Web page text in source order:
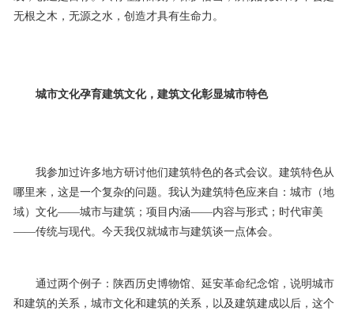
无根之木，无源之水，创造才具有生命力。
城市文化孕育建筑文化，建筑文化彰显城市特色
我参加过许多地方研讨他们建筑特色的各式会议。建筑特色从
哪里来，这是一个复杂的问题。我认为建筑特色应来自：城市（地
域）文化——城市与建筑；项目内涵——内容与形式；时代审美
——传统与现代。今天我仅就城市与建筑谈一点体会。
通过两个例子：陕西历史博物馆、延安革命纪念馆，说明城市
和建筑的关系，城市文化和建筑的关系，以及建筑建成以后，这个